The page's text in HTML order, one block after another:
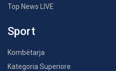
Top News LIVE
Sport
Kombëtarja
Kategoria Superiore